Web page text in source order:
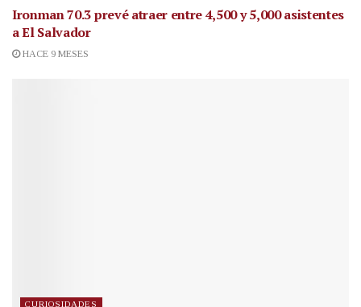
Ironman 70.3 prevé atraer entre 4,500 y 5,000 asistentes
a El Salvador
HACE 9 MESES
CURIOSIDADES